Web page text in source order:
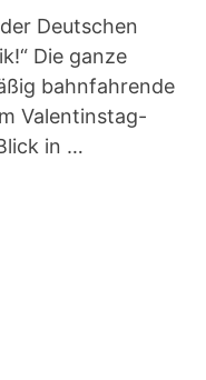
Deutschen
Die ganze
bahnfahrende
Valentinstag-
in …